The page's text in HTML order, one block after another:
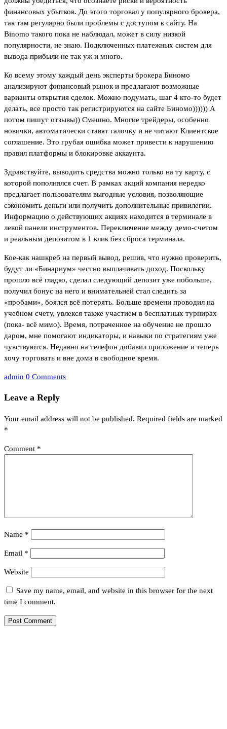
финансовых убытков. До этого торговал у популярного брокера,
так там регулярно были проблемы с доступом к сайту. На
Binomo такого пока не наблюдал, может в силу низкой
популярности, не знаю. Подключенных платежных систем для
вывода прибыли не так уж и много.
Ко всему этому каждый день эксперты брокера Биномо
анализируют финансовый рынок и предлагают возможные
варианты открытия сделок. Можно подумать, шаг 4 кто-то будет
делать, все просто так регистрируются на сайте Биномо)))))) А
потом пишут отзывы)) Смешно. Многие трейдеры, особенно
новички, автоматически ставят галочку и не читают Клиентское
соглашение. Это грубая ошибка может привести к нарушению
правил платформы и блокировке аккаунта.
Здравствуйте, выводить средства можно только на ту карту, с
которой пополнялся счет. В рамках акций компания нередко
предлагает пользователям выгодные условия, позволяющие
сэкономить деньги или получить дополнительные привилегии.
Информацию о действующих акциях находится в терминале в
левой панели инструментов. Переключение между демо-счетом
и реальным депозитом в 1 клик без сброса терминала.
Кое-как нашкреб на первый вывод, решив, что нужно проверить,
будут ли «Бинариум» честно выплачивать доход. Поскольку
прошло всё гладко, сделал следующий депозит уже побольше,
получил бонус на него и внимательней стал следить за
«пробами», боялся всё потерять. Больше времени проводил на
учебном счету, увлекся также участием в бесплатных турнирах
(пока- всё мимо). Время, потраченное на обучение не прошло
даром, мне помогают индикаторы, и навыки по стратегиям уже
чувствуются. Недавно на телефон добавил приложение и теперь
хочу торговать и вне дома в свободное время.
admin 0 Comments
Leave a Reply
Your email address will not be published. Required fields are marked
*
Comment *
Name *
Email *
Website
Save my name, email, and website in this browser for the next
time I comment.